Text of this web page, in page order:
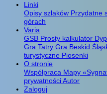
Linki
Opisy szlaków Przydatne
górach
Varia
GSB Prosty kalkulator
Gra Tatry Gra Beskid
turystyczne Piosenki
O stronie
Współpraca Mapy
prywatnościAutor
Zaloguj